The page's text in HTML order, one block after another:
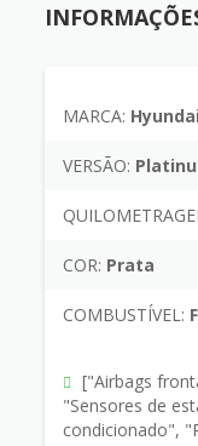
MARCA: Hyundai
VERSÃO:
COR: Prata
COMBUSTÍVEL:
["Airbags
"Sensores de
condicionado",